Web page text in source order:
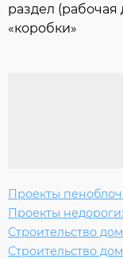
раздел (рабочая
«коробки»
Проекты
Проекты
Строительство
Строительство